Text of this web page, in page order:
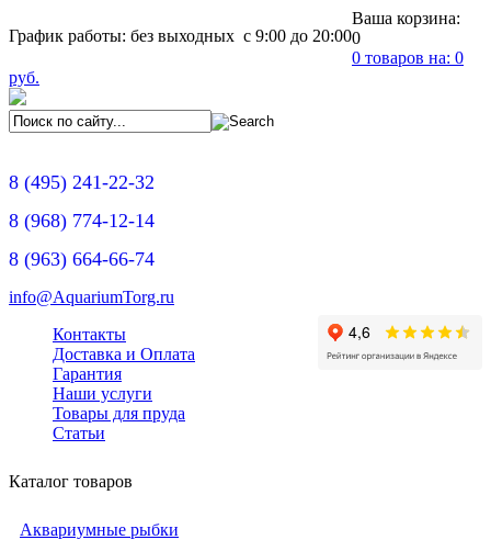
График работы: без выходных с 9:00 до 20:00
Ваша корзина:
0
0 товаров на: 0
руб.
8 (495) 241-22-32
8 (968) 774-12-14
8 (963) 664-66-74
info@AquariumTorg.ru
Контакты
Доставка и Оплата
Гарантия
Наши услуги
Товары для пруда
Статьи
Каталог товаров
Аквариумные рыбки